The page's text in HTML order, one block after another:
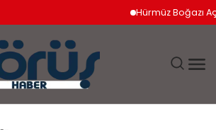
Hürmüz Boğazı